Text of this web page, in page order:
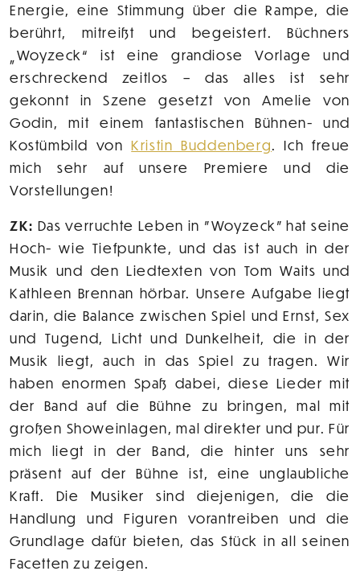
Energie, eine Stimmung über die Rampe, die
berührt, mitreißt und begeistert. Büchners
„Woyzeck“ ist eine grandiose Vorlage und
erschreckend zeitlos – das alles ist sehr
gekonnt in Szene gesetzt von Amelie von
Godin, mit einem fantastischen Bühnen- und
Kostümbild vonKristin Buddenberg. Ich freue
mich sehr auf unsere Premiere und die
Vorstellungen!
ZK: Das verruchte Leben in "Woyzeck" hat seine
Hoch- wie Tiefpunkte, und das ist auch in der
Musik und den Liedtexten von Tom Waits und
Kathleen Brennan hörbar. Unsere Aufgabe liegt
darin, die Balance zwischen Spiel und Ernst, Sex
und Tugend, Licht und Dunkelheit, die in der
Musik liegt, auch in das Spiel zu tragen. Wir
haben enormen Spaß dabei, diese Lieder mit
der Band auf die Bühne zu bringen, mal mit
großen Showeinlagen, mal direkter und pur. Für
mich liegt in der Band, die hinter uns sehr
präsent auf der Bühne ist, eine unglaubliche
Kraft. Die Musiker sind diejenigen, die die
Handlung und Figuren vorantreiben und die
Grundlage dafür bieten, das Stück in all seinen
Facetten zu zeigen.